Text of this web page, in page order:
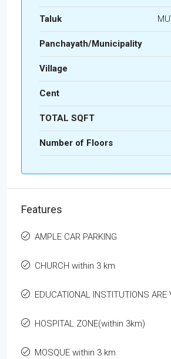
Taluk
Panchayath/Municipality
Village
Cent
TOTAL SQFT
Number of Floors
Features
AMPLE CAR PARKING
CHURCH within 3 km
EDUCATIONAL INSTITUTIONS ARE
HOSPITAL ZONE(within 3km)
MOSQUE within 3 km